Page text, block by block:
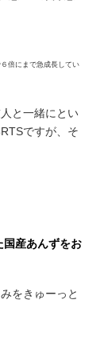
倍にまで急成長してい
と一緒にとい
ですが、そ
国産あんずをお
をきゅーっと